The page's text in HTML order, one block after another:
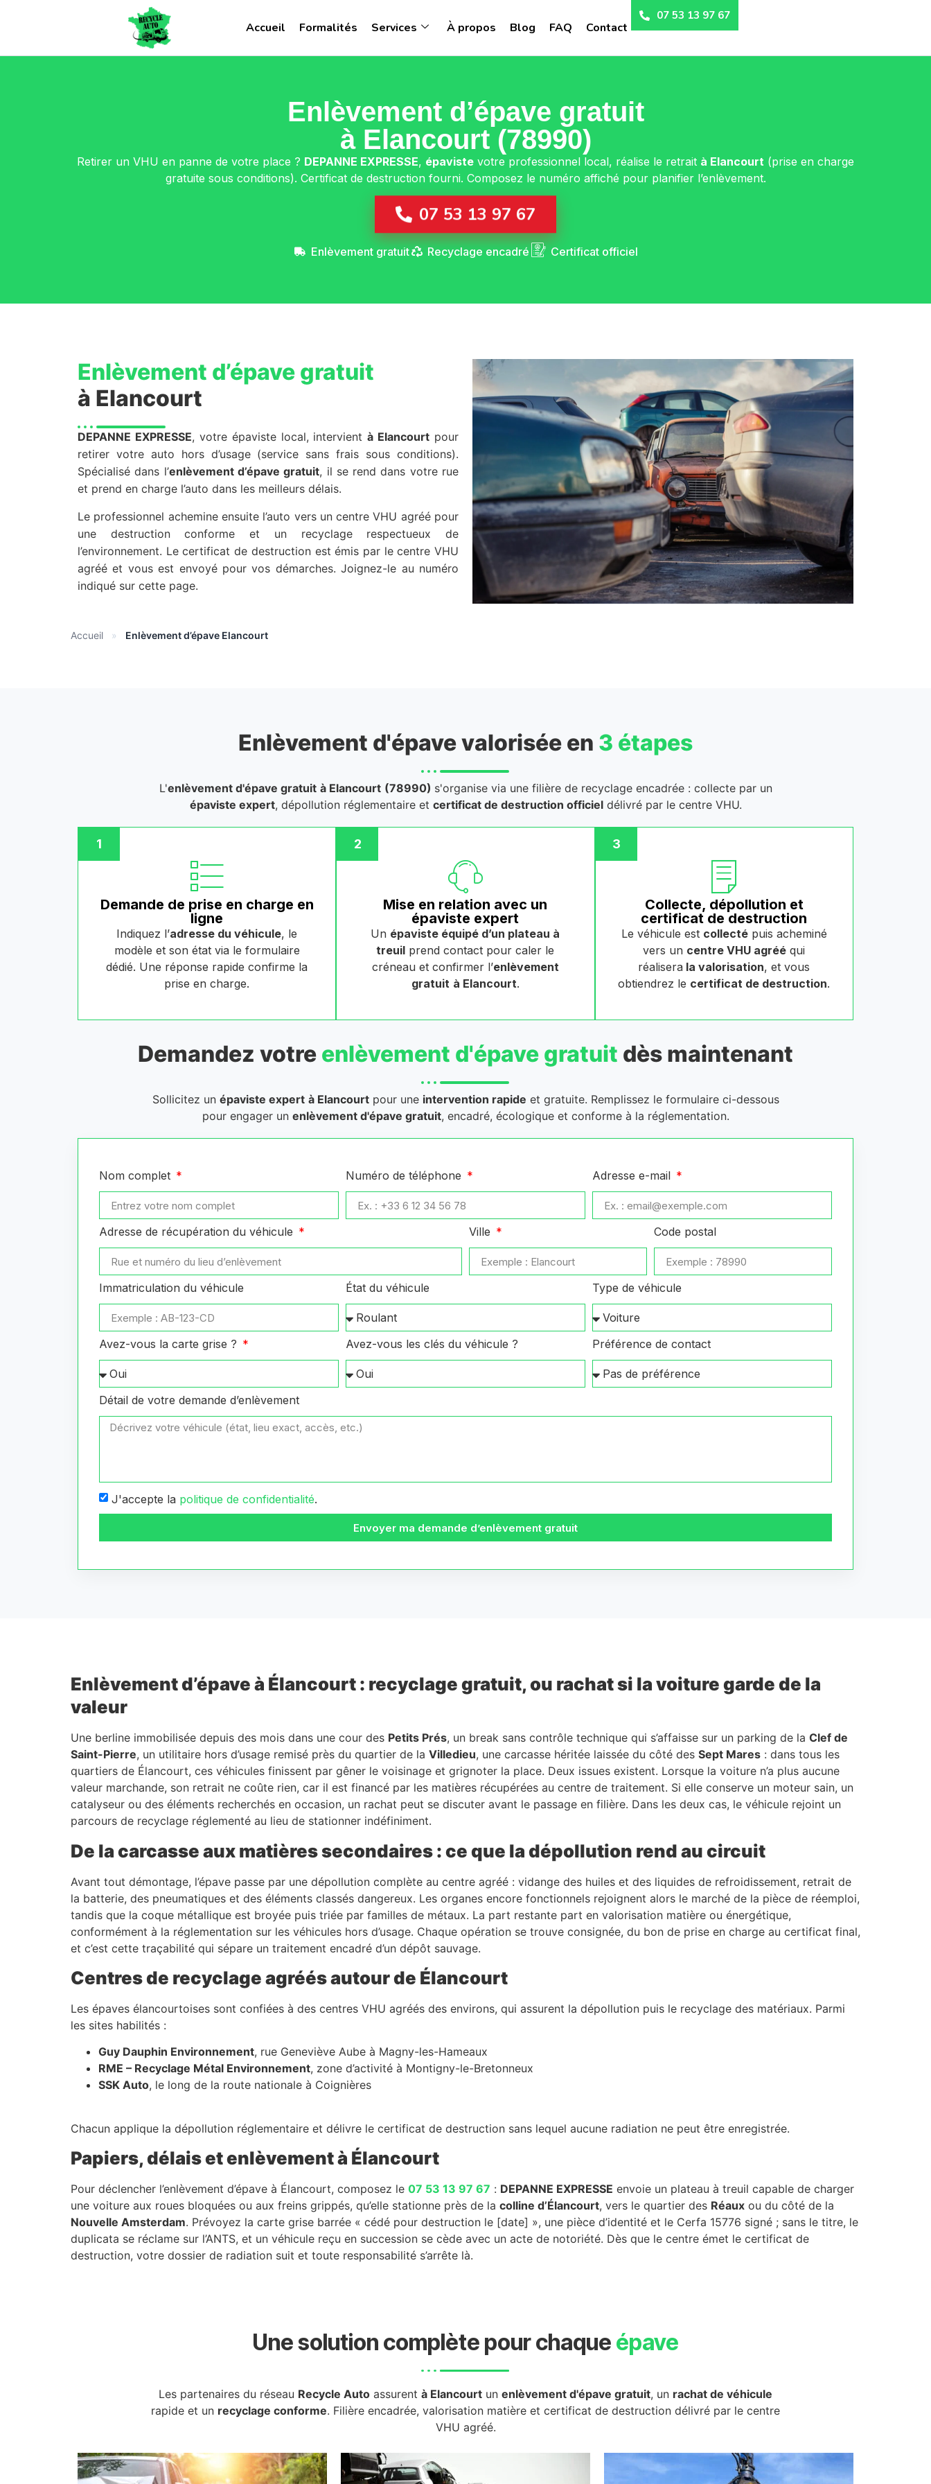
Accueil Formalités Services À propos Blog FAQ Contact
07 53 13 97 67
Enlèvement d’épave gratuit
à Elancourt (78990)
Retirer un VHU en panne de votre place ? DEPANNE EXPRESSE, épaviste votre professionnel local, réalise le retrait à Elancourt (prise en charge
gratuite sous conditions). Certificat de destruction fourni. Composez le numéro affiché pour planifier l’enlèvement.
07 53 13 97 67
Enlèvement gratuit Recyclage encadré Certificat officiel
Enlèvement d’épave gratuit
à Elancourt
DEPANNE EXPRESSE, votre épaviste local, intervientà Elancourt pour
retirer votre auto hors d’usage (service sans frais sous conditions).
Spécialisé dans l’enlèvement d’épave gratuit, il se rend dans votre rue
et prend en charge l’auto dans les meilleurs délais.
Le professionnel achemine ensuite l’auto vers un centre VHU agréé pour
une destruction conforme et un recyclage respectueux de
l’environnement. Le certificat de destruction est émis par le centre VHU
agréé et vous est envoyé pour vos démarches. Joignez-le au numéro
indiqué sur cette page.
Accueil » Enlèvement d’épave Elancourt
Enlèvement d'épave valorisée en 3 étapes
L'enlèvement d'épave gratuit à Elancourt (78990) s'organise via une filière de recyclage encadrée : collecte par un
épaviste expert, dépollution réglementaire et certificat de destruction officieldélivré par le centre VHU.
1
Demande de prise en charge en
ligne
Indiquez l’adresse du véhicule, le
modèle et son état via le formulaire
dédié. Une réponse rapide confirme la
prise en charge.
2
Mise en relation avec un
épaviste expert
Un épaviste équipé d’un plateau à
treuil prend contact pour caler le
créneau et confirmer l’enlèvement
gratuit à Elancourt.
3
Collecte, dépollution et
certificat de destruction
Le véhicule est collectépuis acheminé
vers un centre VHU agréé qui
réalisera la valorisation, et vous
obtiendrez le certificat de destruction.
Demandez votre enlèvement d'épave gratuit dès maintenant
Sollicitez un épaviste expert à Elancourtpour une intervention rapide et gratuite. Remplissez le formulaire ci-dessous
pour engager un enlèvement d'épave gratuit, encadré, écologique et conforme à la réglementation.
Nom complet Numéro de téléphone Adresse e-mail
Adresse de récupération du véhicule Ville Code postal
Immatriculation du véhicule État du véhicule Type de véhicule
Avez-vous la carte grise ? Avez-vous les clés du véhicule ? Préférence de contact
Détail de votre demande d’enlèvement
J'accepte la politique de confidentialité.
Envoyer ma demande d’enlèvement gratuit
Enlèvement d’épave à Élancourt : recyclage gratuit, ou rachat si la voiture garde de la
valeur
Une berline immobilisée depuis des mois dans une cour des Petits Prés, un break sans contrôle technique qui s’affaisse sur un parking de la Clef de
Saint-Pierre, un utilitaire hors d’usage remisé près du quartier de la Villedieu, une carcasse héritée laissée du côté des Sept Mares : dans tous les
quartiers de Élancourt, ces véhicules finissent par gêner le voisinage et grignoter la place. Deux issues existent. Lorsque la voiture n’a plus aucune
valeur marchande, son retrait ne coûte rien, car il est financé par les matières récupérées au centre de traitement. Si elle conserve un moteur sain, un
catalyseur ou des éléments recherchés en occasion, un rachat peut se discuter avant le passage en filière. Dans les deux cas, le véhicule rejoint un
parcours de recyclage réglementé au lieu de stationner indéfiniment.
De la carcasse aux matières secondaires : ce que la dépollution rend au circuit
Avant tout démontage, l’épave passe par une dépollution complète au centre agréé : vidange des huiles et des liquides de refroidissement, retrait de
la batterie, des pneumatiques et des éléments classés dangereux. Les organes encore fonctionnels rejoignent alors le marché de la pièce de réemploi,
tandis que la coque métallique est broyée puis triée par familles de métaux. La part restante part en valorisation matière ou énergétique,
conformément à la réglementation sur les véhicules hors d’usage. Chaque opération se trouve consignée, du bon de prise en charge au certificat final,
et c’est cette traçabilité qui sépare un traitement encadré d’un dépôt sauvage.
Centres de recyclage agréés autour de Élancourt
Les épaves élancourtoises sont confiées à des centres VHU agréés des environs, qui assurent la dépollution puis le recyclage des matériaux. Parmi
les sites habilités :
Guy Dauphin Environnement, rue Geneviève Aube à Magny-les-Hameaux
RME – Recyclage Métal Environnement, zone d’activité à Montigny-le-Bretonneux
SSK Auto, le long de la route nationale à Coignières
Chacun applique la dépollution réglementaire et délivre le certificat de destruction sans lequel aucune radiation ne peut être enregistrée.
Papiers, délais et enlèvement à Élancourt
Pour déclencher l’enlèvement d’épave à Élancourt, composez le 07 53 13 97 67 : DEPANNE EXPRESSE envoie un plateau à treuil capable de charger
une voiture aux roues bloquées ou aux freins grippés, qu’elle stationne près de la colline d’Élancourt, vers le quartier des Réaux ou du côté de la
Nouvelle Amsterdam. Prévoyez la carte grise barrée « cédé pour destruction le [date] », une pièce d’identité et le Cerfa 15776 signé ; sans le titre, le
duplicata se réclame sur l’ANTS, et un véhicule reçu en succession se cède avec un acte de notoriété. Dès que le centre émet le certificat de
destruction, votre dossier de radiation suit et toute responsabilité s’arrête là.
Une solution complète pour chaque épave
Les partenaires du réseau Recycle Auto assurent à Elancourt un enlèvement d'épave gratuit, un rachat de véhicule
rapide et un recyclage conforme. Filière encadrée, valorisation matière et certificat de destruction délivré par le centre
VHU agréé.